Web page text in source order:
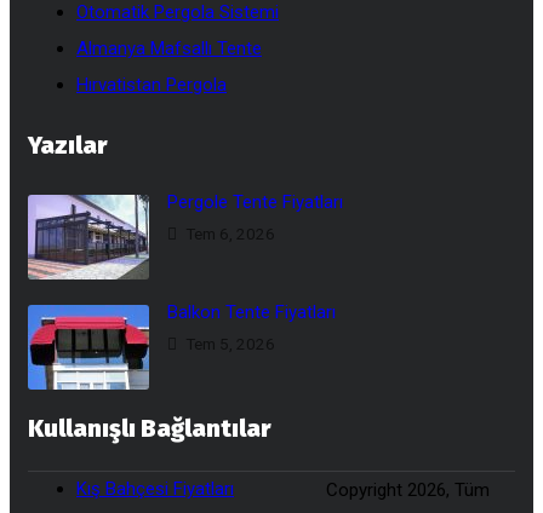
Otomatik Pergola Sistemi
Almanya Mafsallı Tente
Hırvatistan Pergola
Yazılar
Pergole Tente Fiyatları
Tem 6, 2026
Balkon Tente Fiyatları
Tem 5, 2026
Kullanışlı Bağlantılar
Kış Bahçesi Fiyatları
Copyright 2026, Tüm